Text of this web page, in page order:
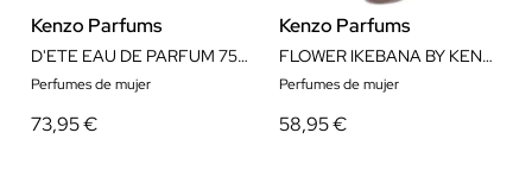
Kenzo Parfums
D'ETE EAU DE PARFUM 75ML
Perfumes de mujer
73,95 €
Kenzo Parfums
FLOWER IKEBANA BY KENZO EAU DE PARFUM
Perfumes de mujer
58,95 €